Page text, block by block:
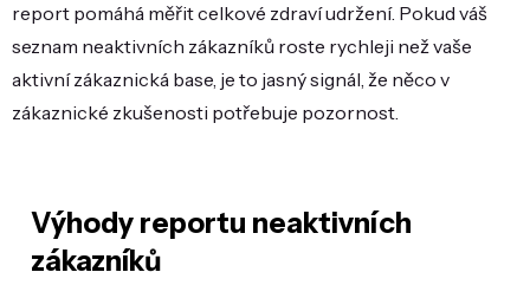
report pomáhá měřit celkové zdraví udržení. Pokud váš
seznam neaktivních zákazníků roste rychleji než vaše
aktivní zákaznická base, je to jasný signál, že něco v
zákaznické zkušenosti potřebuje pozornost.
Výhody reportu neaktivních
zákazníků